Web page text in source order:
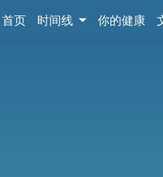
首页 时间线 你的健康